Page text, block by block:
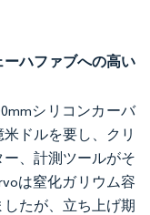
ハファブへの高い
シリコンカーバ
ドルを要し、クリ
、計測ツールがそ
は窒化ガリウム容
たが、立ち上げ期